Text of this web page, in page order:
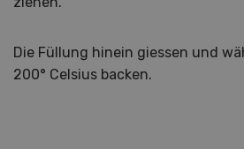
Die Füllung hinein giessen und
200° Celsius backen.